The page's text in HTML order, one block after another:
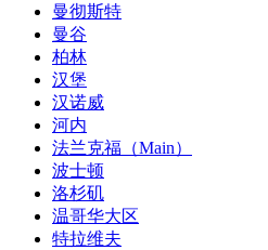
曼彻斯特
曼谷
柏林
汉堡
汉诺威
河内
法兰克福（Main）
波士顿
洛杉矶
温哥华大区
特拉维夫